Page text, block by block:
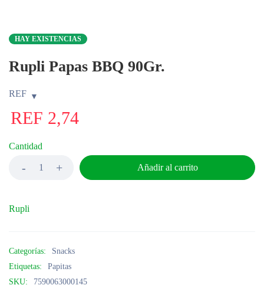
HAY EXISTENCIAS
Rupli Papas BBQ 90Gr.
REF
REF 2,74
Cantidad
Añadir al carrito
Rupli
Categorías:
Snacks
Etiquetas:
Papitas
SKU:
7590063000145